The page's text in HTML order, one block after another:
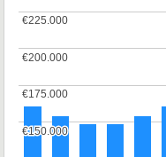
€150.000
€150.000
€175.000
€175.000
€200.000
€200.000
€225.000
€225.000